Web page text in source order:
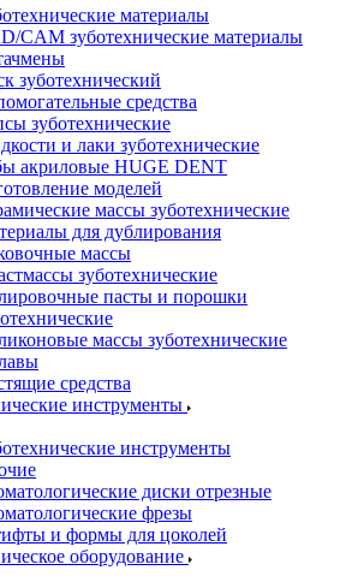
материалы
CAM зуботехнические материалы
зуботехнический
средства
зуботехнические
и лаки зуботехнические
акриловые HUGE DENT
моделей
массы зуботехнические
для дублирования
массы
зуботехнические
пасты и порошки
массы зуботехнические
средства
инструменты
инструменты
диски отрезные
фрезы
и формы для цоколей
оборудование